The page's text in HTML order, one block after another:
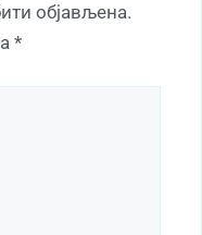
објављена.
*